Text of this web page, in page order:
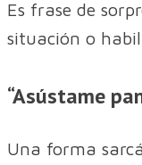
Es frase de
situación o
“Asústame
Una forma